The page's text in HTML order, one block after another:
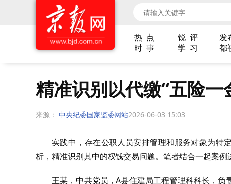
热 点 锐 评 发
时 事
学 习 都
精准识别以代缴“五险
来源： 中央纪委国家监委网站2026-06-03 15:03
实践中，存在公职人员安排管理和服务对象为特
析，精准识别其中的权钱交易问题。笔者结合一起案例
王某，中共党员，A县住建局工程管理科科长，